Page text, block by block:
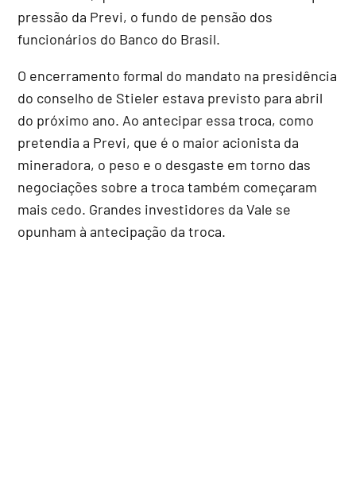
pressão da Previ, o fundo de pensão dos
funcionários do Banco do Brasil.
O encerramento formal do mandato na presidência
do conselho de Stieler estava previsto para abril
do próximo ano. Ao antecipar essa troca, como
pretendia a Previ, que é o maior acionista da
mineradora, o peso e o desgaste em torno das
negociações sobre a troca também começaram
mais cedo. Grandes investidores da Vale se
opunham à antecipação da troca.